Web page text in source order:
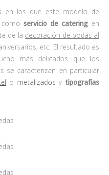
en los que este modelo de
servicio de cateringen
de la decoración de bodas al
etc. El resultado es
más delicados que los
se caracterizan en particular
o metalizados ytipografías